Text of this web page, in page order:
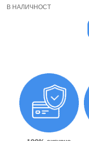
В НАЛИЧНОСТ